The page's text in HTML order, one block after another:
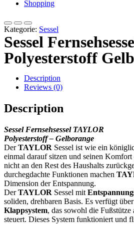
Shopping
Kategorie: Sessel
Sessel
Polyesterstoff
Description
Reviews (0)
Description
Sessel Fernsehsessel TAYLOR
Polyesterstoff – Gelborange
DerTAYLOR Sessel ist wie ein
einmal darauf sitzen und seinen
nicht an den Rest des Haushalts
durchegdachte Funktionen machen
Dimension der Entspannung.
DerTAYLOR Sessel mit
soliden, drehbaren Basis. Es verfügt
Klappsystem, das sowohl die
steuert. Dieses System funktioniert und